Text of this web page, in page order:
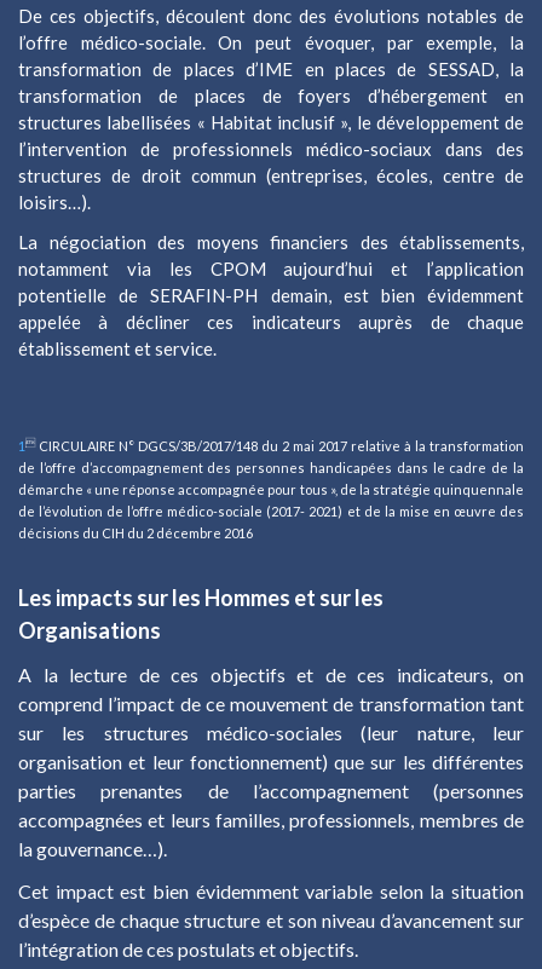
De ces objectifs, découlent donc des évolutions notables de
l’offre médico-sociale. On peut évoquer, par exemple, la
transformation de places d’IME en places de SESSAD, la
transformation de places de foyers d’hébergement en
structures labellisées « Habitat inclusif », le développement de
l’intervention de professionnels médico-sociaux dans des
structures de droit commun (entreprises, écoles, centre de
loisirs…).
La négociation des moyens financiers des établissements,
notamment via les CPOM aujourd’hui et l’application
potentielle de SERAFIN-PH demain, est bien évidemment
appelée à décliner ces indicateurs auprès de chaque
établissement et service.
1 CIRCULAIRE N° DGCS/3B/2017/148 du 2 mai 2017 relative à la transformation
de l’offre d’accompagnement des personnes handicapées dans le cadre de la
démarche « une réponse accompagnée pour tous », de la stratégie quinquennale
de l’évolution de l’offre médico-sociale (2017- 2021) et de la mise en œuvre des
décisions du CIH du 2 décembre 2016
Les impacts sur les Hommes et sur les
Organisations
A la lecture de ces objectifs et de ces indicateurs, on
comprend l’impact de ce mouvement de transformation tant
sur les structures médico-sociales (leur nature, leur
organisation et leur fonctionnement) que sur les différentes
parties prenantes de l’accompagnement (personnes
accompagnées et leurs familles, professionnels, membres de
la gouvernance…).
Cet impact est bien évidemment variable selon la situation
d’espèce de chaque structure et son niveau d’avancement sur
l’intégration de ces postulats et objectifs.